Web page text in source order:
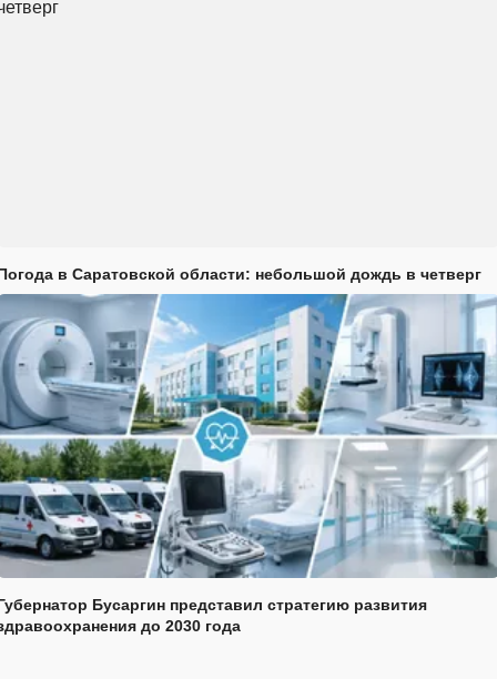
в Саратовской области: небольшой дождь в четверг
Бусаргин представил стратегию развития
до 2030 года